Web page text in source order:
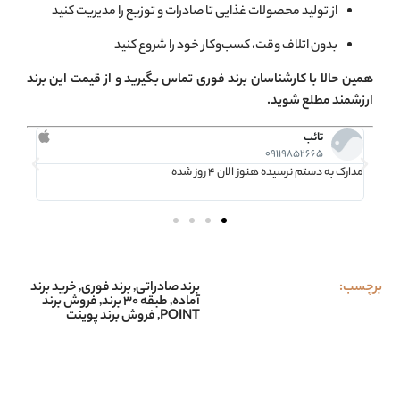
از تولید محصولات غذایی تا صادرات و توزیع را مدیریت کنید
بدون اتلاف وقت، کسب‌وکار خود را شروع کنید
همین حالا با کارشناسان برند فوری تماس بگیرید و از قیمت این برند
ارزشمند مطلع شوید.
استعلام برند فوری بود و واقعا از پاسخگویی خوبتون
برچسب: برند صادراتی,برند فوری,خرید برند
آماده,طبقه ۳۰ برند ,فروش برند
POINT
,فروش برند پوينت